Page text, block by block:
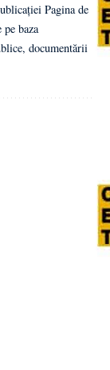
Pagina de
baza
documentării